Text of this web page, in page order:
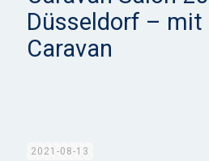
Düsseldorf – mit
Caravan
2021-08-13